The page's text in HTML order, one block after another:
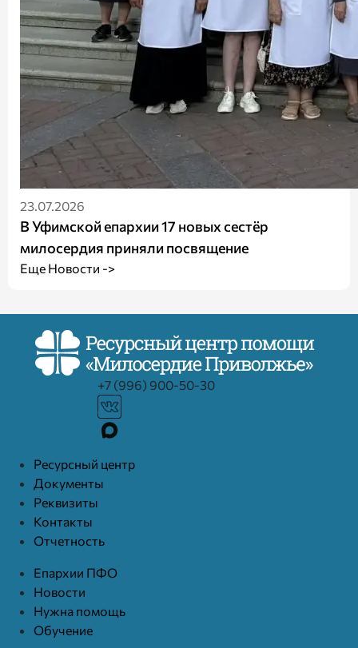
23.07.2026
В Уфимской епархии 17 новых сестёр
милосердия приняли посвящение
Еще Новости ->
+7 (996) 900-50-30
Ресурcный центр
Документы
Реквизиты
Контакты
Отчетность
Епархии ПФО
Новости
Нужна помощь
Обучение